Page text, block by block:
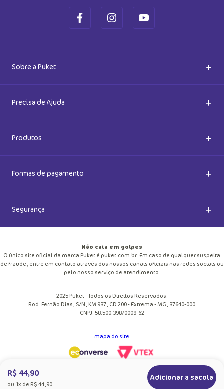
R$ 44,90
ou 1x de R$ 44,90
Adicionar a sacola
Sobre a Puket +
Quem somos
Meias do Bem
Seja um Franqueado
Cupom de desconto
Blog
Precisa de Ajuda +
Dúvidas Frequentes
Como comprar
Política de Privacidade
Produtos +
Acessórios
Meias
Moda Praia
Formas de pagamento +
Segurança +
Não caia em golpes
O único site oficial da marca Puket é puket.com.br. Em caso de qualquer suspeita
de fraude, entre em contato através dos nossos canais oficiais nas redes sociais ou
pelo nosso serviço de atendimento.
2025 Puket - Todos os Direitos Reservados.
Rod. Fernão Dias, S/N, KM 937, CD 200 - Extrema - MG, 37640-000
CNPJ: 58.500.398/0009-62
mapa do site